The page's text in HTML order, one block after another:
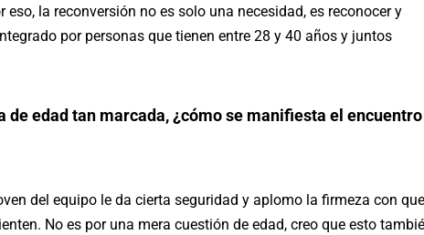
la reconversión no es solo una necesidad, es reconocer y
por personas que tienen entre 28 y 40 años y juntos
de edad tan marcada, ¿cómo se manifiesta el encuentro
del equipo le da cierta seguridad y aplomo la firmeza con que
No es por una mera cuestión de edad, creo que esto